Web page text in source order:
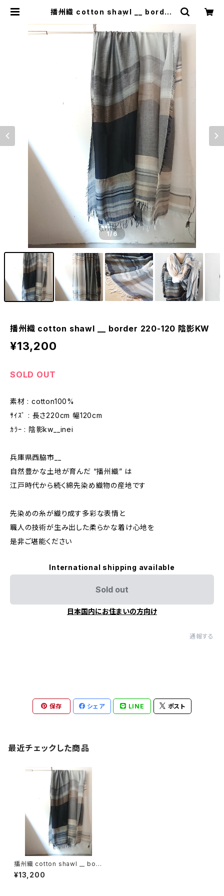
播州織 cotton shawl __ border
1/6
播州織 cotton shawl __ border 220-120 陰影KW
¥13,200
SOLD OUT
素材 : cotton100%
ｻｲｽﾞ : 長さ220cm 幅120cm
ｶﾗｰ : 陰影kw__inei
兵庫県西脇市__
自然豊かな土地が育んだ “播州織” は
江戸時代から続く綿先染め織物の産地です
先染めの糸が織り成す多彩な表情と
職人の技術が生み出した柔らかな着け心地を
是非ご堪能ください
International shipping available
Sold out
日本国内にお住まいの方向け
通報する
保存 シェア LINE ポスト
最近チェックした商品
播州織 cotton shawl __ bord
er 220-120 陰影KW
¥13,200